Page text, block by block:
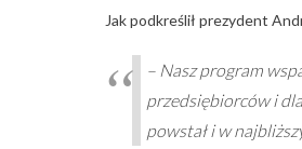
Jak podkreślił prezydent
– Nasz program
przedsiębiorców i
powstał i w